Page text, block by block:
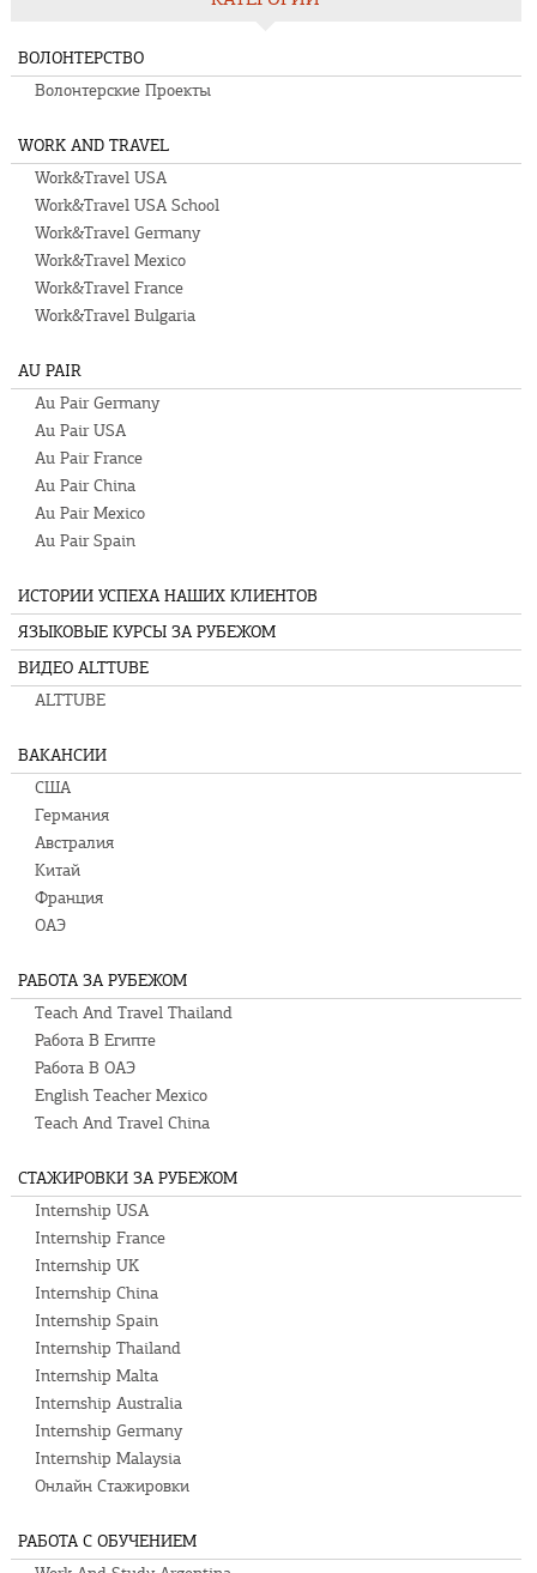
ВОЛОНТЕРСТВО
Волонтерские Проекты
WORK AND TRAVEL
Work&Travel USA
Work&Travel USA School
Work&Travel Germany
Work&Travel Mexico
Work&Travel France
Work&Travel Bulgaria
AU PAIR
Au Pair Germany
Au Pair USA
Au Pair France
Au Pair China
Au Pair Mexico
Au Pair Spain
ИСТОРИИ УСПЕХА НАШИХ КЛИЕНТОВ
ЯЗЫКОВЫЕ КУРСЫ ЗА РУБЕЖОМ
ВИДЕО ALTTUBE
ALTTUBE
ВАКАНСИИ
США
Германия
Австралия
Китай
Франция
ОАЭ
РАБОТА ЗА РУБЕЖОМ
Teach And Travel Thailand
Работа В Египте
Работа В ОАЭ
English Teacher Mexico
Teach And Travel China
СТАЖИРОВКИ ЗА РУБЕЖОМ
Internship USA
Internship France
Internship UK
Internship China
Internship Spain
Internship Thailand
Internship Malta
Internship Australia
Internship Germany
Internship Malaysia
Онлайн Стажировки
РАБОТА С ОБУЧЕНИЕМ